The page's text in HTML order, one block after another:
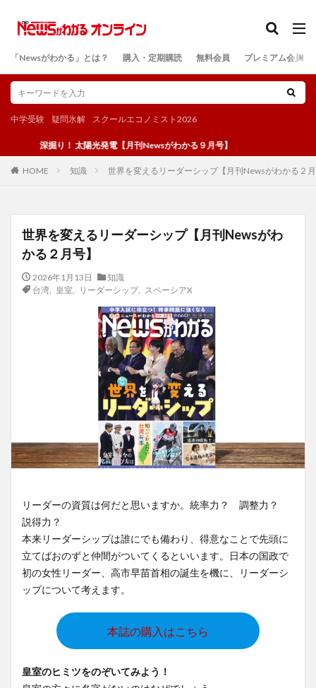
「Newsがわかる」とは？ 購入・定期購読 無料会員 プレミアム会員
中学受験 疑問氷解 スクールエコノミスト2026
深掘り！ 太陽光発電【月刊Newsがわかる９月号】
HOME 知識 世界を変えるリーダーシップ【月刊Newsがわかる２
世界を変えるリーダーシップ【月刊Newsがわ
かる２月号】
2026年1月13日
知識
台湾, 皇室 リーダーシップ, スペーシアX
リーダーの資質は何だと思いますか。統率力？ 調整力？
説得力？
本来リーダーシップは誰にでも備わり、得意なことで先頭に
立てばおのずと仲間がついてくるといいます。日本の国政で
初の女性リーダー、高市早苗首相の誕生を機に、リーダーシ
ップについて考えます。
本誌の購入はこちら
皇室のヒミツをのぞいてみよう！
検索